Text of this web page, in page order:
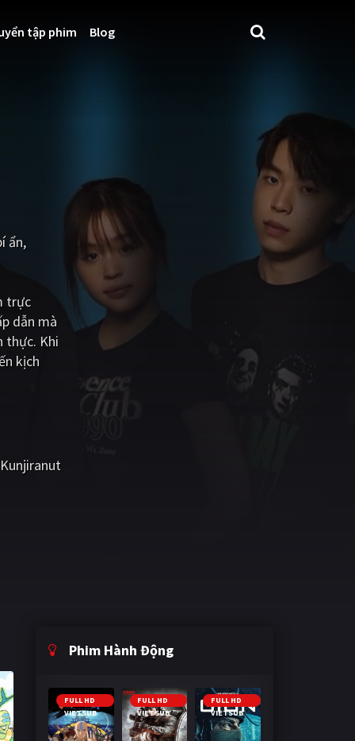
tập phim Blog
ẩn,
trực
dẫn mà
thực. Khi
kịch
Kunjiranut
Phim Hành Động
FULL HD
VIETSUB
FULL HD
VIETSUB
FULL HD
VIETSUB